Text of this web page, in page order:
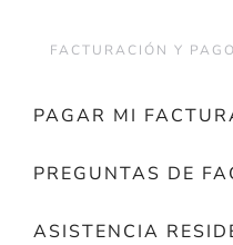
FACTURACIÓN Y
PAGAR MI
PREGUNTAS DE
ASISTENCIA